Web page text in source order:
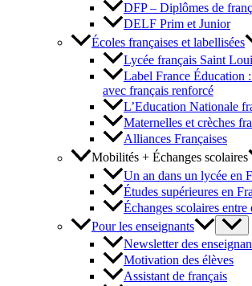
DFP – Diplômes de
DELF Prim et Junior
Écoles françaises et labellisées
Lycée français Saint
Label France Éducation
avec français renforcé
L’Education Nationale
Maternelles et crèches
Alliances Françaises
Mobilités + Échanges scolaires
Un an dans un lycée en
Études supérieures en
Échanges scolaires entre
Pour les enseignants
Newsletter des
Motivation des élèves
Assistant de français